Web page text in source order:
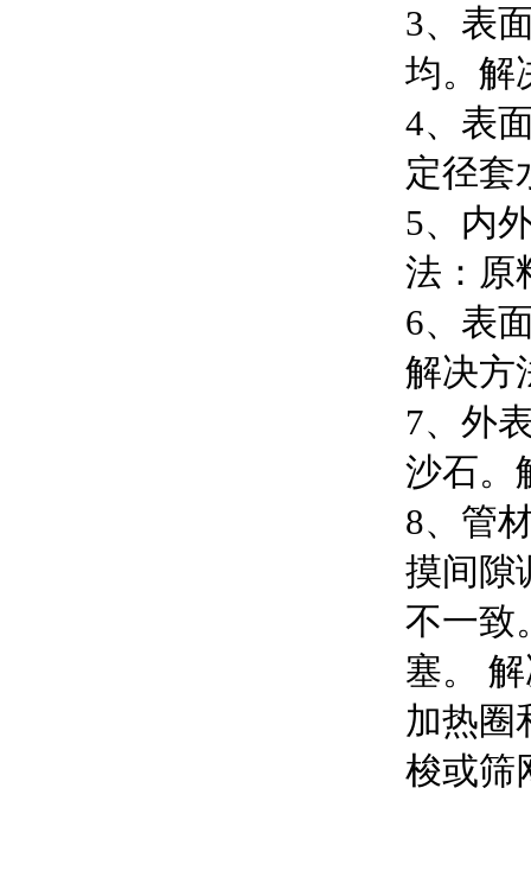
3、表
均。解
4、表
定径套
5、内
法：原
6、表
解决方
7、外
沙石。
8、管
摸间隙
不一致
塞。
加热圈
梭或筛